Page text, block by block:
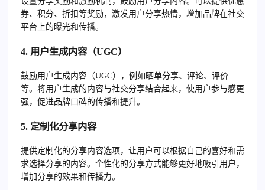
券、积分、折扣等奖励，激发用户分享热情，增加品牌在社交
平台上的曝光和传播。
4. 用户生成内容（UGC）
鼓励用户生成内容（UGC），例如晒单分享、评论、评价
等。将用户生成的内容与社交分享结合起来，使用户参与感更
强，促进品牌口碑的传播和提升。
5. 定制化分享内容
提供定制化的分享内容选项，让用户可以根据自己的喜好和需
求选择分享的内容。个性化的分享方式能够更好地吸引用户，
增加分享的效果和传播力。